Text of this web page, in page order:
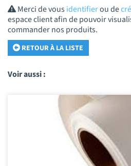
Merci de vousidentifierou de
espace client afin de pouvoir
commander nos produits.
RETOUR À LA LISTE
Voir aussi :